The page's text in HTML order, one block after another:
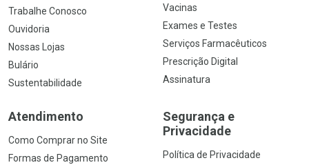
Trabalhe Conosco
Ouvidoria
Nossas Lojas
Bulário
Sustentabilidade
Vacinas
Exames e Testes
Serviços Farmacêuticos
Prescrição Digital
Assinatura
Atendimento
Como Comprar no Site
Formas de Pagamento
Segurança e
Privacidade
Política de Privacidade